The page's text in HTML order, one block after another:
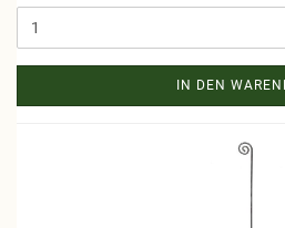
IN DEN